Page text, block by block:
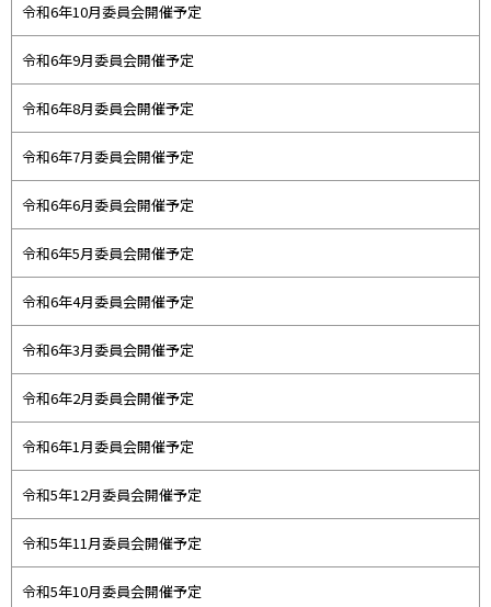
令和6年10月委員会開催予定
令和6年9月委員会開催予定
令和6年8月委員会開催予定
令和6年7月委員会開催予定
令和6年6月委員会開催予定
令和6年5月委員会開催予定
令和6年4月委員会開催予定
令和6年3月委員会開催予定
令和6年2月委員会開催予定
令和6年1月委員会開催予定
令和5年12月委員会開催予定
令和5年11月委員会開催予定
令和5年10月委員会開催予定